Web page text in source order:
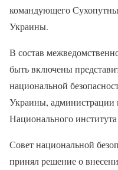
командующего
Украины.
В состав
быть включены
национальной
Украины, администрации
Национального
Совет национальной
принял решение о